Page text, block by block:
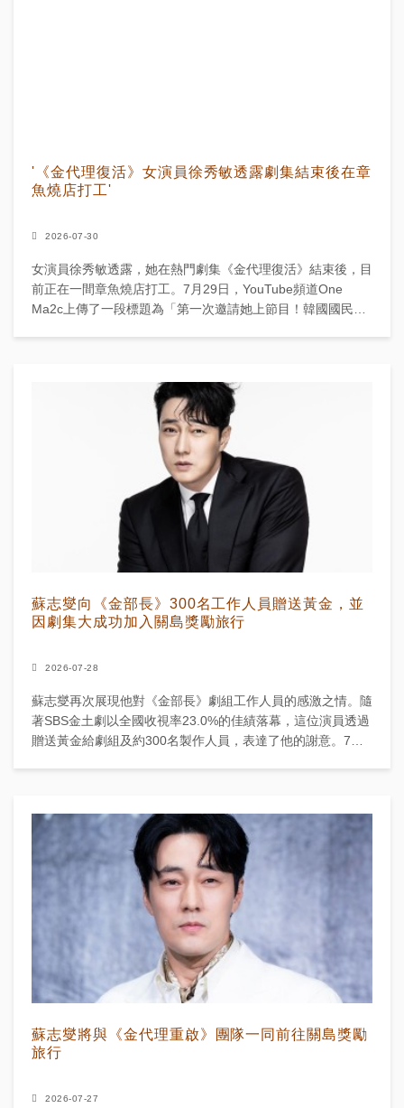
'《金代理復活》女演員徐秀敏透露劇集結束後在章
魚燒店打工'
2026-07-30
女演員徐秀敏透露，她在熱門劇集《金代理復活》結束後，目
前正在一間章魚燒店打工。7月29日，YouTube頻道One
Ma2c上傳了一段標題為「第一次邀請她上節目！韓國國民女
蘇志燮向《金部長》300名工作人員贈送黃金，並
因劇集大成功加入關島獎勵旅行
2026-07-28
蘇志燮再次展現他對《金部長》劇組工作人員的感激之情。隨
著SBS金土劇以全國收視率23.0%的佳績落幕，這位演員透過
贈送黃金給劇組及約300名製作人員，表達了他的謝意。7月
蘇志燮將與《金代理重啟》團隊一同前往關島獎勵
旅行
2026-07-27